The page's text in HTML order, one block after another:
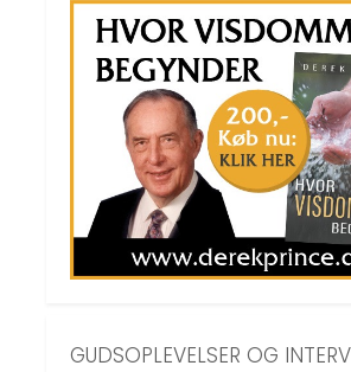
GUDSOPLEVELSER OG